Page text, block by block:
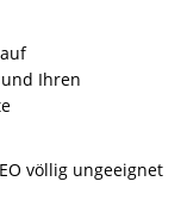
Ihren
völlig ungeeignet